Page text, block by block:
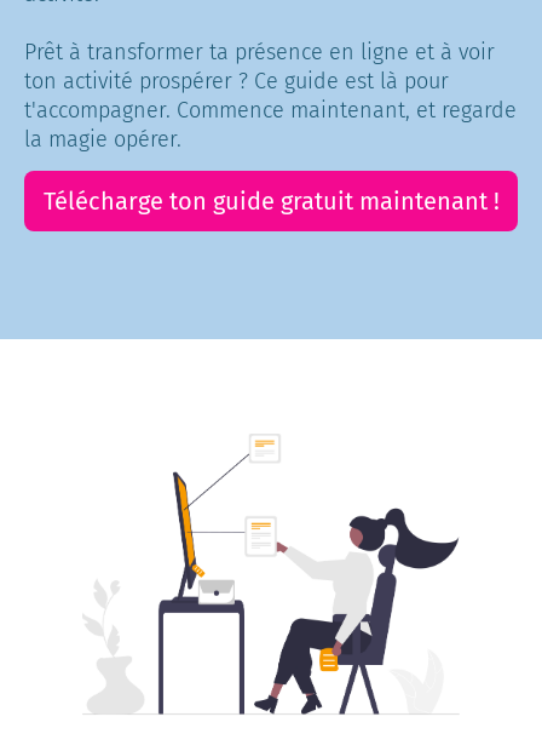
Prêt à transformer ta présence en ligne et à voir
ton activité prospérer ? Ce guide est là pour
t'accompagner. Commence maintenant, et regarde
la magie opérer.
Télécharge ton guide gratuit maintenant !